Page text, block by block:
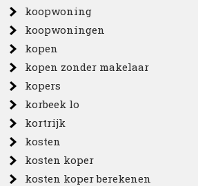
koopwoning
koopwoningen
kopen
kopen zonder makelaar
kopers
korbeek lo
kortrijk
kosten
kosten koper
kosten koper berekenen